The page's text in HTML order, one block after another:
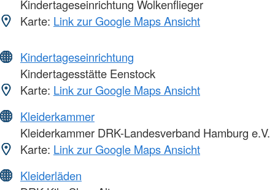
Kindertageseinrichtung Wolkenflieger
Karte: Link zur Google Maps Ansicht
Kindertageseinrichtung
Kindertagesstätte Eenstock
Karte: Link zur Google Maps Ansicht
Kleiderkammer
Kleiderkammer DRK-Landesverband Hamburg e.V.
Karte: Link zur Google Maps Ansicht
Kleiderläden